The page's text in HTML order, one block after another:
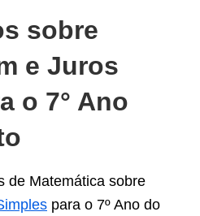
sobre
e Juros
o 7° Ano
de Matemática sobre
para o 7º Ano do